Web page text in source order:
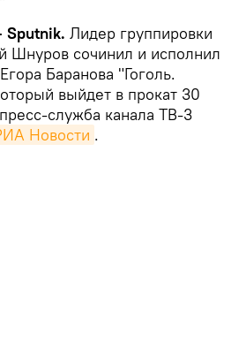
Лидер группировки
Шнуров сочинил и исполнил
Баранова "Гоголь.
выйдет в прокат 30
служба канала ТВ-3
Новости .